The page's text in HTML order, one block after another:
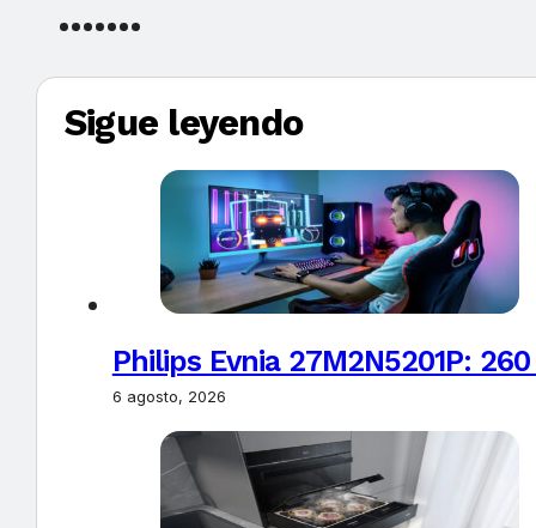
Sigue leyendo
Philips Evnia 27M2N5201P:
6 agosto, 2026